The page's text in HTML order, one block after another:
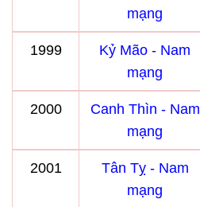
mạng
1999
Kỷ Mão - Nam
mạng
2000
Canh Thìn - Nam
mạng
2001
Tân Tỵ - Nam
mạng